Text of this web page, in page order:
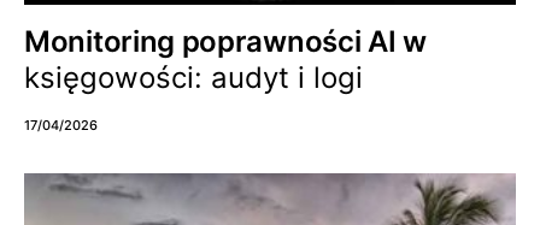
Monitoring poprawności AI w
księgowości: audyt i logi
17/04/2026